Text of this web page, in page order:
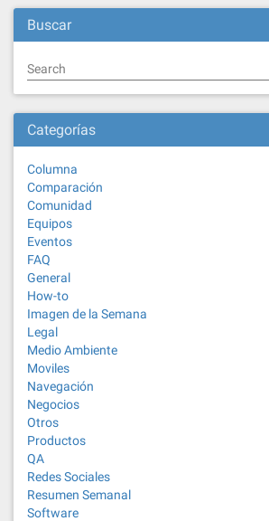
Buscar
Search
Categorías
Columna
Comparación
Comunidad
Equipos
Eventos
FAQ
General
How-to
Imagen de la Semana
Legal
Medio Ambiente
Moviles
Navegación
Negocios
Otros
Productos
QA
Redes Sociales
Resumen Semanal
Software